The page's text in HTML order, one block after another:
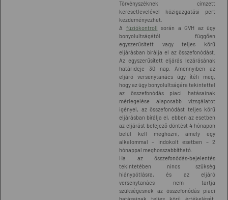
Törvényszéknek címzett
keresetlevelével közigazgatási pert
kezdeményezhet.
A fúziókontroll során a GVH az ügy
bonyolultságától függően
egyszerűsített vagy teljes körű
eljárásban bírálja el az összefonódást.
Az egyszerűsített eljárás lezárásának
határideje 30 nap. Amennyiben az
eljáró versenytanács úgy ítéli meg,
hogy az ügy bonyolultságára tekintettel
az összefonódás piaci hatásainak
mérlegelése alaposabb vizsgálatot
igényel, az összefonódást teljes körű
eljárásban bírálja el, ebben az esetben
az eljárást befejező döntést 4 hónapon
belül kell meghozni, amely egy
alkalommal – indokolt esetben – 2
hónappal meghosszabbítható.
Ha az összefonódás-bejelentés
tekintetében nincs szükség
hiánypótlásra, és az eljáró
versenytanács nem tartja
szükségesnek az összefonódás piaci